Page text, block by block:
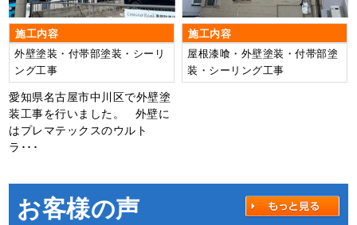
施工内容
外壁塗装・付帯部塗装・シーリ
ング工事
愛知県名古屋市中川区で外壁塗
装工事を行いました。 外壁に
はプレマテックスのウルト
ラ･･･
施工内容
屋根漆喰・外壁塗装・付帯部塗
装・シーリング工事
お客様の声